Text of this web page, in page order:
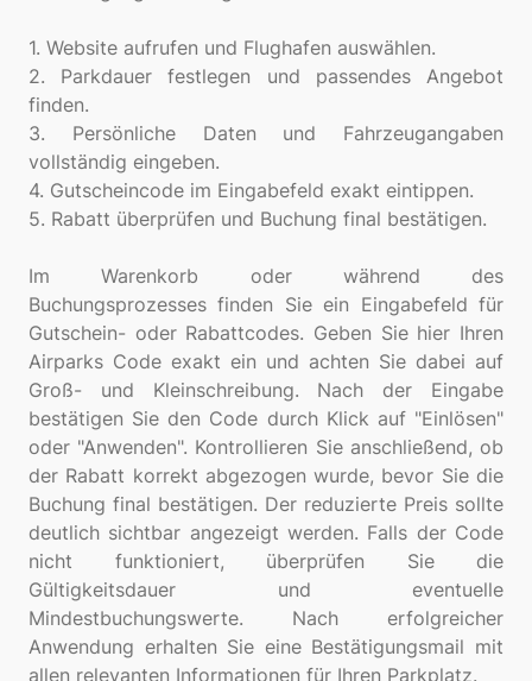
1. Website aufrufen und Flughafen auswählen.
2. Parkdauer festlegen und passendes Angebot
finden.
3. Persönliche Daten und Fahrzeugangaben
vollständig eingeben.
4. Gutscheincode im Eingabefeld exakt eintippen.
5. Rabatt überprüfen und Buchung final bestätigen.
Im Warenkorb oder während des
Buchungsprozesses finden Sie ein Eingabefeld für
Gutschein- oder Rabattcodes. Geben Sie hier Ihren
Airparks Code exakt ein und achten Sie dabei auf
Groß- und Kleinschreibung. Nach der Eingabe
bestätigen Sie den Code durch Klick auf "Einlösen"
oder "Anwenden". Kontrollieren Sie anschließend, ob
der Rabatt korrekt abgezogen wurde, bevor Sie die
Buchung final bestätigen. Der reduzierte Preis sollte
deutlich sichtbar angezeigt werden. Falls der Code
nicht funktioniert, überprüfen Sie die
Gültigkeitsdauer und eventuelle
Mindestbuchungswerte. Nach erfolgreicher
Anwendung erhalten Sie eine Bestätigungsmail mit